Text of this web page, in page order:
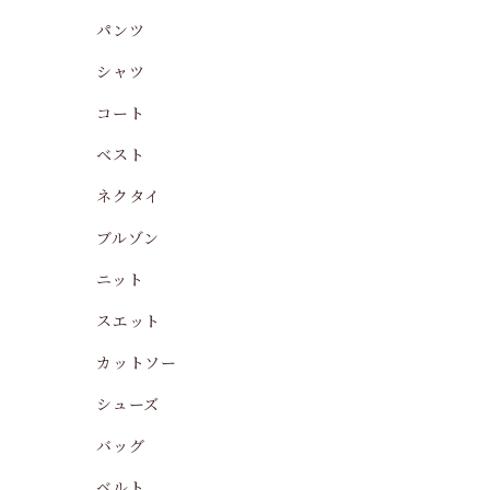
パンツ
シャツ
コート
ベスト
ネクタイ
ブルゾン
ニット
スエット
カットソー
シューズ
バッグ